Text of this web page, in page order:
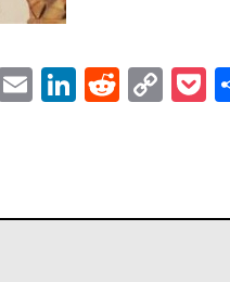
WhatsApp
EmailLinkedIn
Reddit